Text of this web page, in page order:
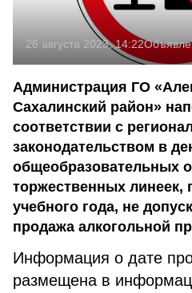
26 августа 2023, 14:22
Администрация ГО
Сахалинский район»
соответствии с
законодательством в
общеобразовательных
торжественных
учебного года, не
продажа алкогольной
Информация о дате
размещена в